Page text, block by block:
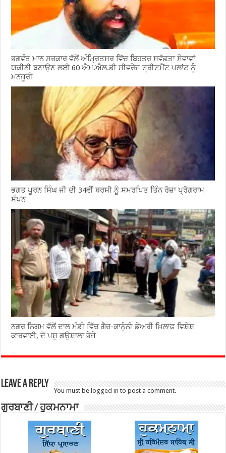
ਭਗਵੰਤ ਮਾਨ ਸਰਕਾਰ ਵੱਲੋਂ ਅੰਮ੍ਰਿਤਸਰ ਵਿੱਚ ਬਿਹਤਰ ਸਵੱਛਤਾ ਸੇਵਾਵਾਂ
ਯਕੀਨੀ ਬਣਾਉਣ ਲਈ 60 ਐਮ.ਐਲ.ਡੀ ਸੀਵਰੇਜ ਟ੍ਰੀਟਮੈਂਟ ਪਲਾਂਟ ਨੂੰ
ਮਨਜ਼ੂਰੀ
ਭਗਤ ਪੂਰਨ ਸਿੰਘ ਜੀ ਦੀ 34ਵੀਂ ਬਰਸੀ ਨੂੰ ਸਮਰਪਿਤ ਤਿੰਨ ਰੋਜ਼ਾ ਪ੍ਰੋਗਰਾਮ
ਸੰਪਨ
ਨਗਰ ਨਿਗਮ ਵੱਲੋਂ ਦਾਲ ਮੰਡੀ ਵਿੱਚ ਗੈਰ-ਕਾਨੂੰਨੀ ਡੇਅਰੀ ਖ਼ਿਲਾਫ਼ ਵਿਸ਼ੇਸ਼
ਕਾਰਵਾਈ, ਦੋ ਪਸ਼ੂ ਗਊਸ਼ਾਲਾ ਭੇਜੇ
Leave a Reply
You must be logged in to post a comment.
ਗੁਰਬਾਣੀ / ਹੁਕਮਨਾਮਾ